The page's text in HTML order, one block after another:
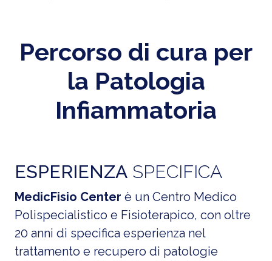
Percorso di cura per
la Patologia
Infiammatoria
ESPERIENZA SPECIFICA
MedicFisio Center è un Centro Medico
Polispecialistico e Fisioterapico, con oltre
20 anni di specifica esperienza nel
trattamento e recupero di patologie